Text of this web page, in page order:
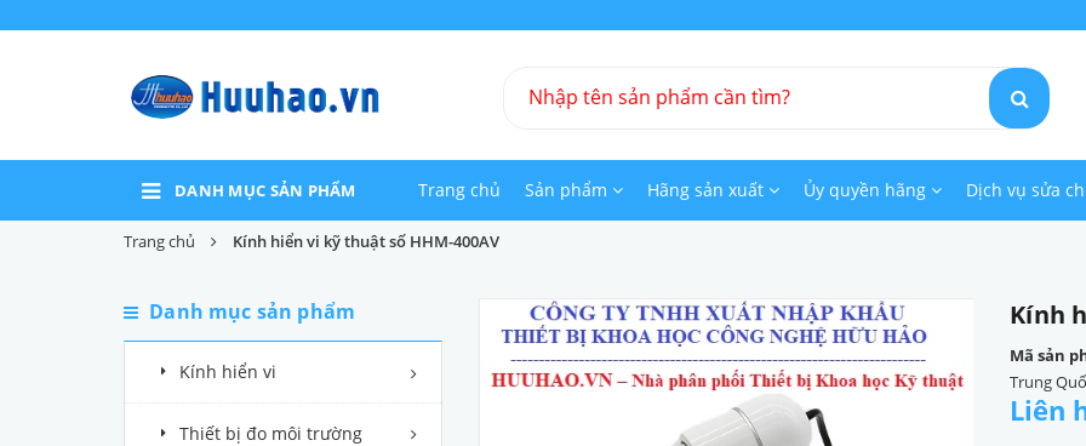
DANH MỤC SẢN PHẨM Trang chủ Sản phẩm Hãng sản xuất Ủy quyền hãng Dịch vụ sửa
Trang chủ Kính hiển vi kỹ thuật số HHM-400AV
Danh mục sản phẩm
Kính hiển vi
Thiết bị đo môi trường
Kính
Mã sản
Trung
Liên